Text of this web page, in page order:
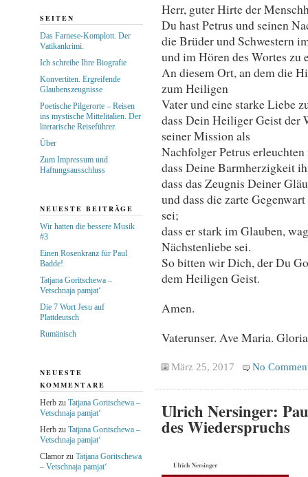
Herr, guter Hirte der
Du hast Petrus und seinen
die Brüder und Schwestern
und im Hören des Wortes zu
An diesem Ort, an dem die
zum Heiligen
Vater und eine starke Liebe
dass Dein Heiliger Geist der
seiner Mission als
Nachfolger Petrus erleuchten
dass Deine Barmherzigkeit
dass das Zeugnis Deiner
und dass die zarte
sei;
dass er stark im Glauben,
Nächstenliebe sei.
So bitten wir Dich, der Du
dem Heiligen Geist.
Amen.
Vaterunser. Ave Maria.
März 25, 2017 No
Ulrich Nersinger:
des Wiederspruchs
SEITEN
Das Farnese-Komplott. Der
Vatikankrimi.
Ich schreibe Ihre Biografie
Konvertiten. Ergreifende
Glaubenszeugnisse
Poetische Pilgerorte – Reisen
ins mystische Mittelitalien. Der
literarische Reiseführer.
Über
Zum Impressum und
Haftungsausschluss
NEUESTE BEITRÄGE
Wir hatten die bessere Musik
#3
Einen Rosenkranz für Paul
Badde!
Tatjana Goritschewa –
Vetschnaja pamjat‘
Die 7 Wort Jesu auf
Plattdeutsch
Rumänisch
NEUESTE
KOMMENTARE
Herbzu Tatjana Goritschewa –
Vetschnaja pamjat‘
Herbzu Tatjana Goritschewa –
Vetschnaja pamjat‘
Clamorzu Tatjana Goritschewa
– Vetschnaja pamjat‘